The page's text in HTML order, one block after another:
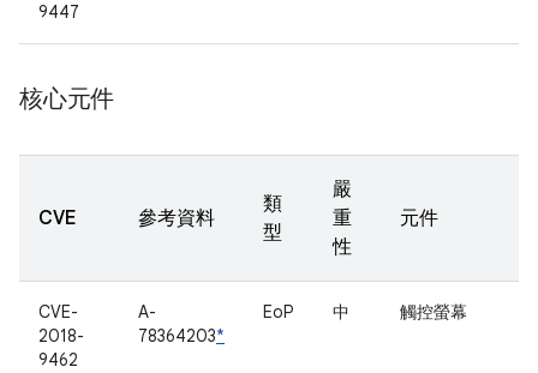
9447
核心元件
CVE 參考資料
類
型
嚴
重
性
元件
CVE-
2018-
9462
A-
78364203*
EoP 中 觸控螢幕